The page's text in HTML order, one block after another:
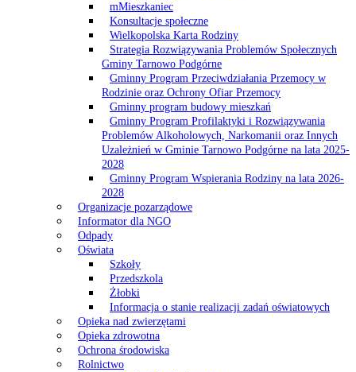
mMieszkaniec
Konsultacje społeczne
Wielkopolska Karta Rodziny
Strategia Rozwiązywania Problemów Społecznych
Gminy Tarnowo Podgórne
Gminny Program Przeciwdziałania Przemocy w
Rodzinie oraz Ochrony Ofiar Przemocy
Gminny program budowy mieszkań
Gminny Program Profilaktyki i Rozwiązywania
Problemów Alkoholowych, Narkomanii oraz Innych
Uzależnień w Gminie Tarnowo Podgórne na lata 2025-
2028
Gminny Program Wspierania Rodziny na lata 2026-
2028
Organizacje pozarządowe
Informator dla NGO
Odpady
Oświata
Szkoły
Przedszkola
Żłobki
Informacja o stanie realizacji zadań oświatowych
Opieka nad zwierzętami
Opieka zdrowotna
Ochrona środowiska
Rolnictwo